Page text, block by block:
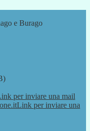
e Burago
per inviare una mail
Link per inviare una